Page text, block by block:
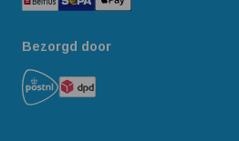
Bezorgd door